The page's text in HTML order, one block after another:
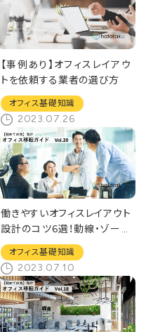
【事例あり】オフィスレイアウ
トを依頼する業者の選び方
オフィス基礎知識
2023.07.26
働きやすいオフィスレイアウト
設計のコツ6選！動線・ゾーニ
ングのポイントを解説
オフィス基礎知識
2023.07.10